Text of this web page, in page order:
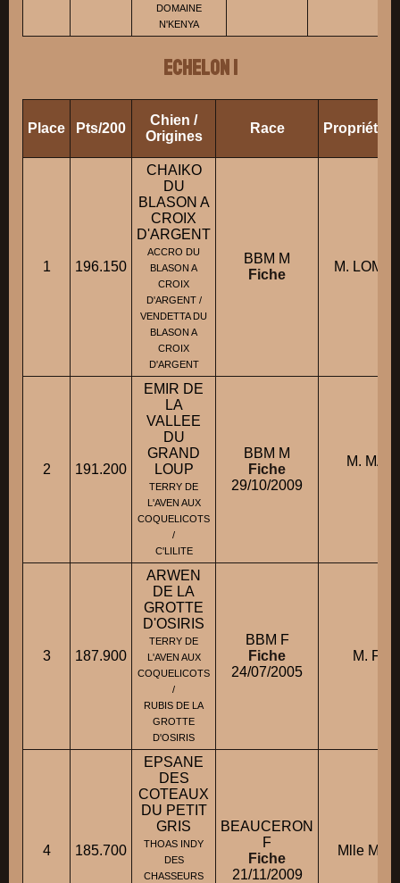
DOMAINE
N'KENYA
ECHELON 1
Place Pts/200
Chien /
Origines
Race
1 196.150
CHAIKO
DU
BLASON A
CROIX
D'ARGENT
ACCRO DU
BLASON A
CROIX
D'ARGENT /
VENDETTA DU
BLASON A
CROIX
D'ARGENT
BBM M
Fiche
M.
2 191.200
EMIR DE
LA
VALLEE
DU
GRAND
LOUP
TERRY DE
L'AVEN AUX
COQUELICOTS
/
C'LILITE
BBM M
Fiche
29/10/2009
M.
3 187.900
ARWEN
DE LA
GROTTE
D'OSIRIS
TERRY DE
L'AVEN AUX
COQUELICOTS
/
RUBIS DE LA
GROTTE
D'OSIRIS
BBM F
Fiche
24/07/2005
M.
4 185.700
EPSANE
DES
COTEAUX
DU PETIT
GRIS
THOAS INDY
DES
CHASSEURS
BEAUCERON
F
Fiche
21/11/2009
Mlle